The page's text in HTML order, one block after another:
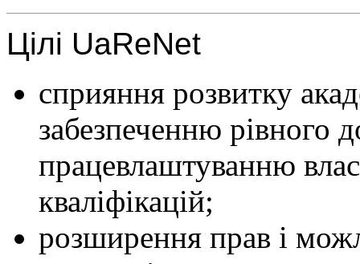
Цілі UaReNet
сприяння розвитку
забезпеченню рівного
працевлаштуванню
кваліфікацій;
розширення прав і